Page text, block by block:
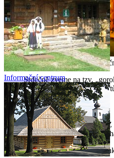
Gorolské turistické
Srdečně zveme na tzv.
výrobě regionálních
Mosty u Jablunkova
Mosty u Jablunkova
Česka, Polska a
Turistický výšlap aneb „Z
Blízké okolí Mostů u
Informační centrum